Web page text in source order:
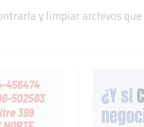
y limpiar archivos